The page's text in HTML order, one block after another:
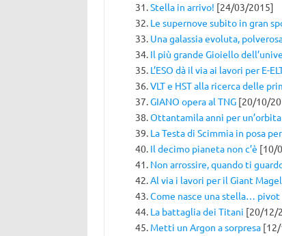
Stella in arrivo! [24/03/2015]
Le supernove subito in gran
Una galassia evoluta,
Il più grande Gioiello
L’ESO dà il via ai lavori per E-
VLT e HST alla ricerca delle
GIANO opera al TNG[20/10/
Ottantamila anni per un’orbita
La Testa di Scimmia in posa
Il decimo pianeta non c’è [10/
Non arrossire, quando ti
Al via i lavori per il Giant
Come nasce una stella… pivot
La battaglia dei Titani [20/12/
Metti un Argon a sorpresa[12/